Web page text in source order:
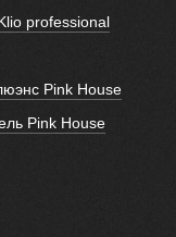
professional
Pink House
Pink House